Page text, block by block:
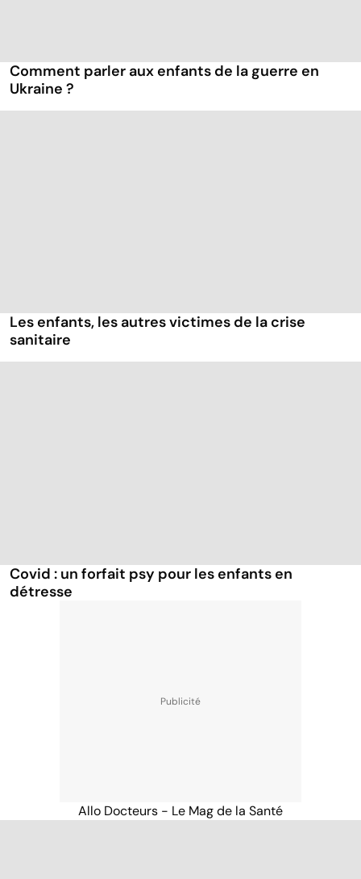
Comment parler aux enfants de la guerre en
Ukraine ?
Les enfants, les autres victimes de la crise
sanitaire
Covid : un forfait psy pour les enfants en
détresse
Allo Docteurs - Le Mag de la Santé